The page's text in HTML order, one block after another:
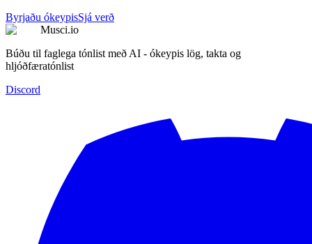
Byrjaðu ókeypisSjá verð
Musci.io
Búðu til faglega tónlist með AI - ókeypis lög, takta og
hljóðfæratónlist
Discord